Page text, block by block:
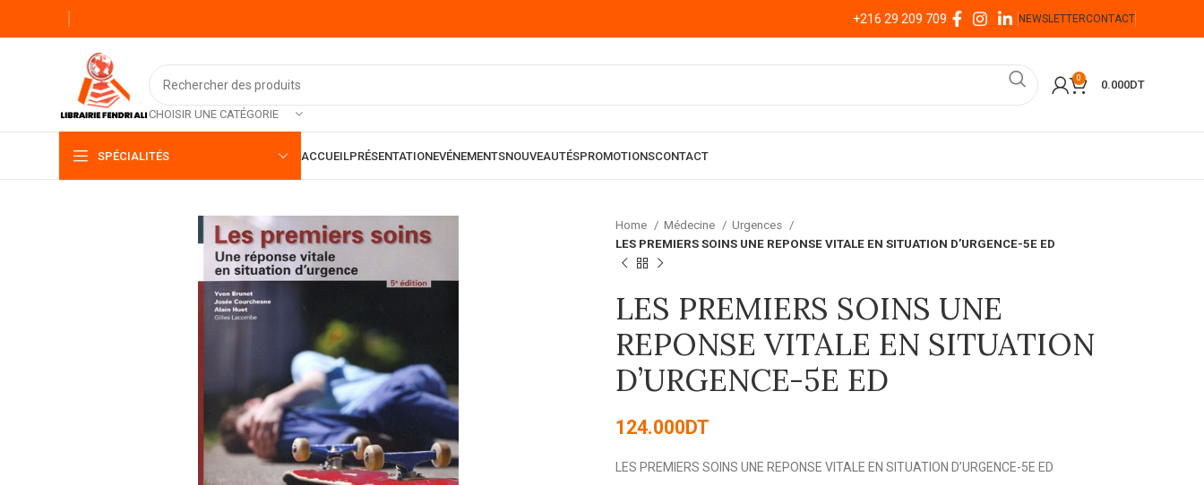
+216 29 209 709 NEWSLETTERCONTACT
CHOISIR UNE CATÉGORIE
0
0.000DT
SPÉCIALITÉS ACCUEILPRÉSENTATIONEVÉNEMENTSNOUVEAUTÉSPROMOTIONSCONTACT
Home Médecine
Urgences
LES PREMIERS SOINS UNE REPONSE VITALE EN SITUATION D’URGENCE-5E ED
LES PREMIERS SOINS UNE
REPONSE VITALE EN SITUATION
D’URGENCE-5E ED
124.000DT
LES PREMIERS SOINS UNE REPONSE VITALE EN SITUATION D’URGENCE-5E ED